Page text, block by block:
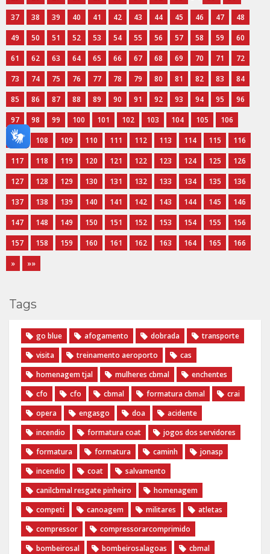
37
38 39 40 41 42 43 44 45 46 47
48
49
50 51 52 53 54 55 56 57 58 59
60
61
62 63 64 65 66 67 68 69 70 71
72
73
74 75 76 77 78 79 80 81 82 83
84
85
86 87 88 89 90 91 92 93 94 95
96
97
98 99 100 101 102 103 104 105
106
107
108 109 110 111 112 113 114 115
116
117
118 119 120 121 122 123 124 125
126
127
128 129 130 131 132 133 134 135
136
137
138 139 140 141 142 143 144 145
146
147
148 149 150 151 152 153 154 155
156
157
158 159 160 161 162 163 164 165
166
»
»»
Tags
go blue afogamento dobrada
transporte
visita
treinamento aeroporto
cas
homenagem tjal
mulheres cbmal
enchentes
cfo
cfo cbmal formatura cbmal
crai
opera
engasgo doa
acidente
incendio
formatura coat
jogos dos servidores
formatura
formatura caminh
jonasp
incendio
coat
salvamento
canilcbmal resgate pinheiro
homenagem
competi
canoagem militares
atletas
compressor
compressorarcomprimido
bombeirosal
bombeirosalagoas
cbmal